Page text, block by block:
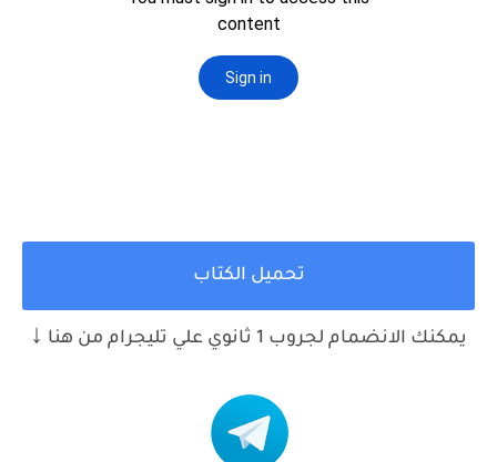
تحميل الكتاب
يمكنك الانضمام لجروب 1 ثانوي علي تليجرام من هنا ↓